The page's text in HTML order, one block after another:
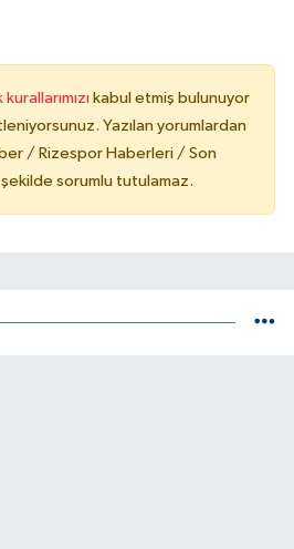
kabul etmiş bulunuyor
Yazılan yorumlardan
/ Rizespor Haberleri / Son
sorumlu tutulamaz.